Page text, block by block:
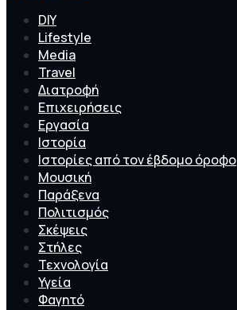
DIY
Lifestyle
Media
Travel
Διατροφή
Επιχειρήσεις
Εργασία
Ιστορία
Ιστορίες από τον έβδομο όροφο
Μουσική
Παράξενα
Πολιτισμός
Σκέψεις
Στήλες
Τεχνολογία
Υγεία
Φαγητό